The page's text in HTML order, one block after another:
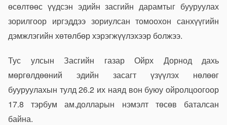
өсөлтөөс үүдсэн эдийн засгийн дарамтыг бууруулах
зорилгоор иргэддээ зориулсан томоохон санхүүгийн
дэмжлэгийн хөтөлбөр хэрэгжүүлэхээр болжээ.
Тус улсын Засгийн газар Ойрх Дорнод дахь
мөргөлдөөний эдийн засагт үзүүлэх нөлөөг
бууруулахын тулд 26.2 их наяд вон буюу ойролцоогоор
17.8 тэрбум ам.долларын нэмэлт төсөв баталсан
байна.